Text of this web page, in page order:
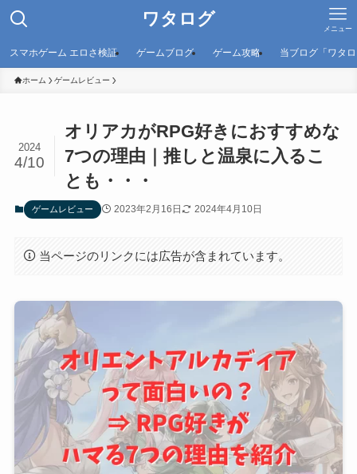
ワタログ メニュー
スマホゲーム エロさ検証 ゲームブログ ゲーム攻略 当ブログ「ワタ
ホーム ゲームレビュー
オリアカがRPG好きにおすすめな
7つの理由｜推しと温泉に入るこ
とも・・・
2024
4/10
ゲームレビュー 2023年2月16日 2024年4月10日
当ページのリンクには広告が含まれています。